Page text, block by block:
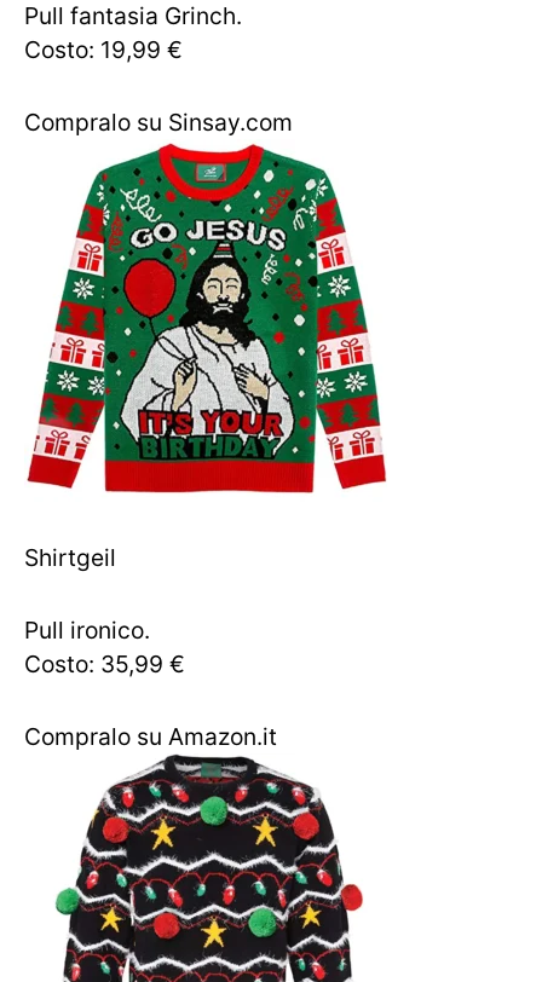
Pull fantasia Grinch.
Costo: 19,99 €
Compralo su Sinsay.com
Shirtgeil
Pull ironico.
Costo: 35,99 €
Compralo su Amazon.it